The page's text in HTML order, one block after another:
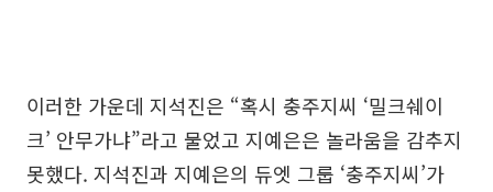
이러한 가운데 지석진은 “혹시 충주지씨 ‘밀크쉐이
크’ 안무가냐”라고 물었고 지예은은 놀라움을 감추지
못했다. 지석진과 지예은의 듀엣 그룹 ‘충주지씨’가